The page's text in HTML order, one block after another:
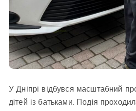
У Дніпрі відбувся масштабний
дітей із батьками. Подія